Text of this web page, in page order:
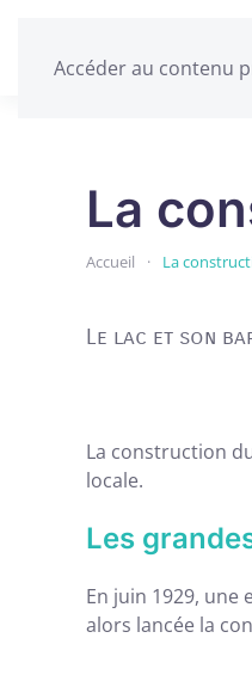
Accéder au contenu
La
Accueil La
Le lac et son
La construction
locale.
Les
En juin 1929,
alors lancée la